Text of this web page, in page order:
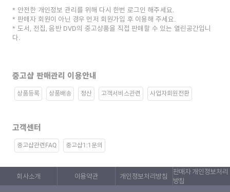
안전한 개인정보 관리를 위해 다시 한번 로그인 해주세요.
판매자 회원이 아닌 경우 먼저 회원가입 후 이용해 주세요.
도서, 전집, 음반 DVD의 중고상품을 직접 판매할 수 있는 열린공간입니
다.
중고샵 판매관리 이용안내
상품등록 상품배송 정산 고객서비스관련 사업자회원전환
고객센터
중고샵관련FAQ 중고샵1:1문의
회사소개 이용약관 개인정보처리방침
판매자 개인정보처리
방침